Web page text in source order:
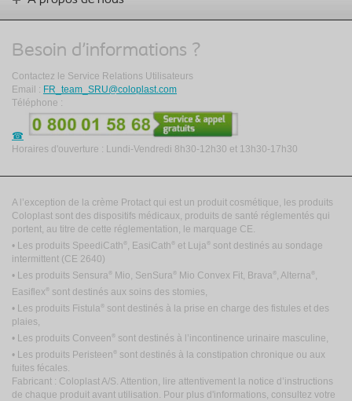
Besoin d'informations ?
Contactez le Service Relations Utilisateurs
Email : FR_team_SRU@coloplast.com
Téléphone :
Horaires d'ouverture : Lundi-Vendredi 8h30-12h30 et 13h30-17h30
A l’exception de la crème Protact qui est un produit cosmétique, les produits
Coloplast sont des dispositifs médicaux, produits de santé réglementés qui
portent, au titre de cette réglementation, le marquage CE.
• Les produits SpeediCath ® , EasiCath ® et Luja ®
sont destinés au sondage
intermittent (CE 2640)
• Les produits Sensura ® Mio, SenSura ® Mio Convex Fit, Brava ® , Alterna ®
Easiflex ®
sont destinés aux soins des stomies,
• Les produits Fistula ®
sont destinés à la prise en charge des fistules et des
plaies,
• Les produits Conveen ®
sont destinés à l’incontinence urinaire masculine,
• Les produits Peristeen ®
sont destinés à la constipation chronique ou aux
fuites fécales.
Fabricant : Coloplast A/S. Attention, lire attentivement la notice d’instructions
de chaque produit avant utilisation. Pour plus d'informations, consultez votre